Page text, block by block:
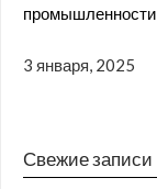
промышленности
3 января, 2025
Свежие записи